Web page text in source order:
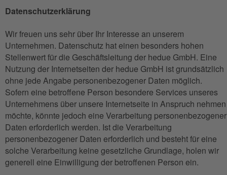
Datenschutzerklärung
Wir freuen uns sehr über Ihr Interesse an unserem
Unternehmen. Datenschutz hat einen besonders hohen
Stellenwert für die Geschäftsleitung der hedue GmbH. Eine
Nutzung der Internetseiten der hedue GmbH ist grundsätzlich
ohne jede Angabe personenbezogener Daten möglich.
Sofern eine betroffene Person besondere Services unseres
Unternehmens über unsere Internetseite in Anspruch nehmen
möchte, könnte jedoch eine Verarbeitung personenbezogener
Daten erforderlich werden. Ist die Verarbeitung
personenbezogener Daten erforderlich und besteht für eine
solche Verarbeitung keine gesetzliche Grundlage, holen wir
generell eine Einwilligung der betroffenen Person ein.